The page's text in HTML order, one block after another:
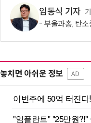
임동식 기자
부울과총, 탄소중립
놓치면 아쉬운 정보 AD